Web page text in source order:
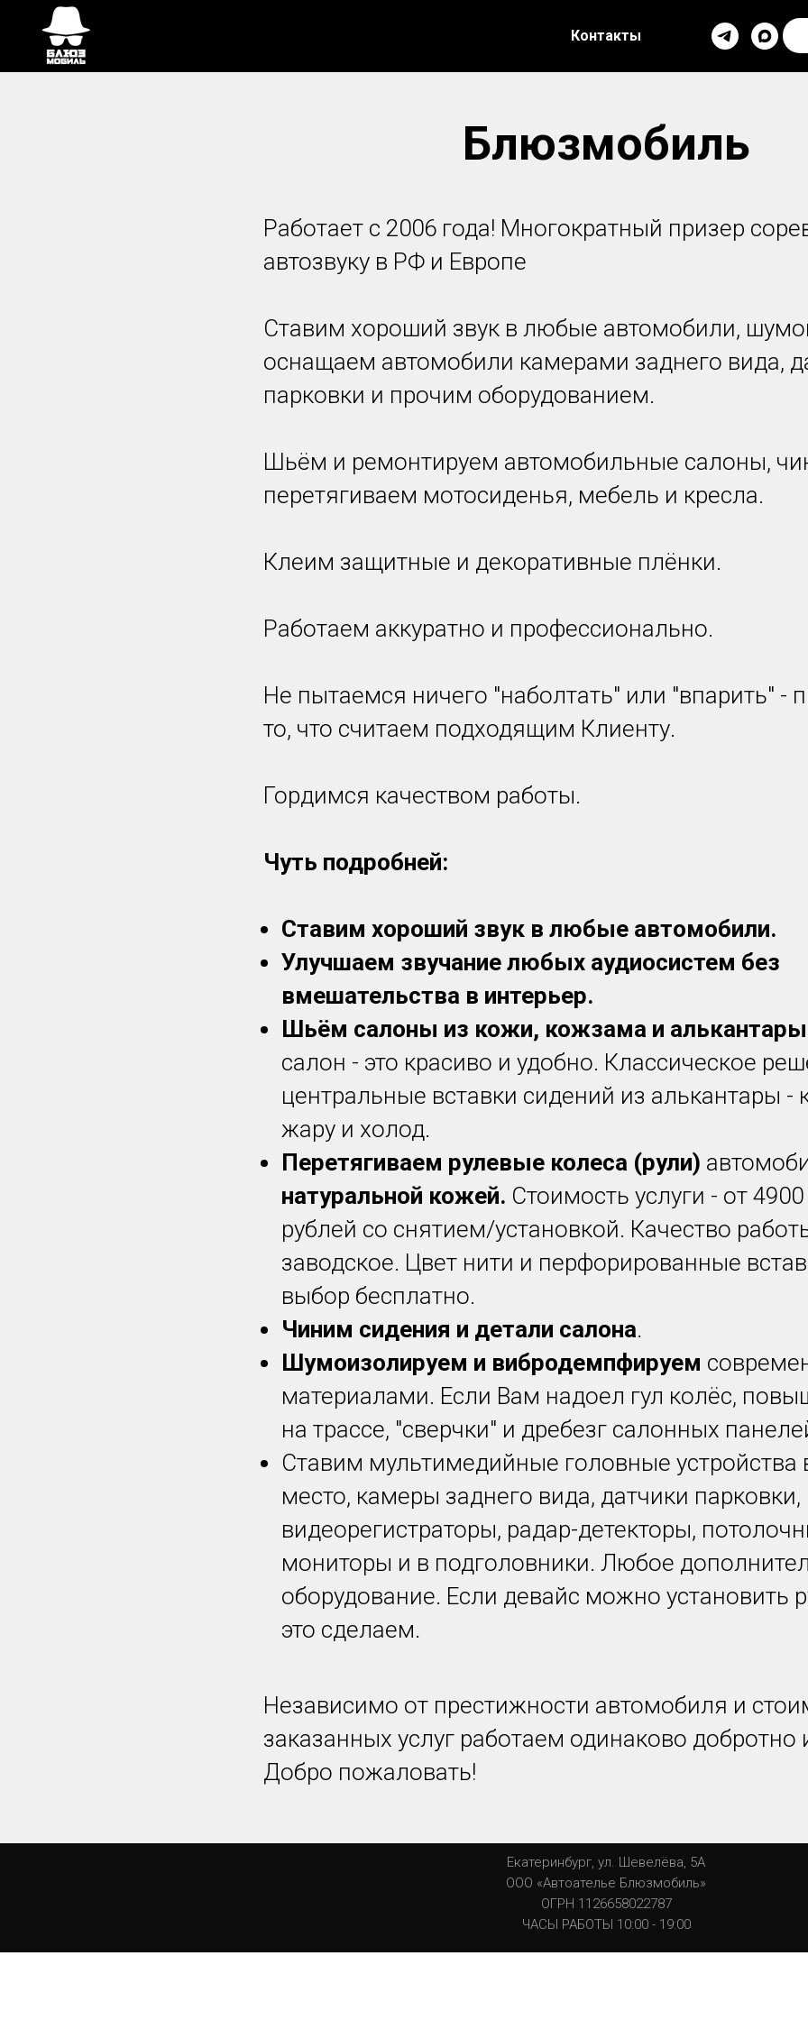
Контакты
Блюзмобиль
Работает с 2006 года! Многократный призер
автозвуку в РФ и Европе
Ставим хороший звук в любые автомобили,
оснащаем автомобили камерами заднего вида,
парковки и прочим оборудованием.
Шьём и ремонтируем автомобильные салоны,
перетягиваем мотосиденья, мебель и кресла.
Клеим защитные и декоративные плёнки.
Работаем аккуратно и профессионально.
Не пытаемся ничего "наболтать" или "впарить" -
то, что считаем подходящим Клиенту.
Гордимся качеством работы.
Чуть подробней:
Ставим хороший звук в любые автомобили.
Улучшаем звучание любых аудиосистем без
вмешательства в интерьер.
Шьём салоны из кожи, кожзама и
салон - это красиво и удобно. Классическое
центральные вставки сидений из алькантары -
жару и холод.
Перетягиваем рулевые колеса (рули)
натуральной кожей. Стоимость услуги - от
рублей со снятием/установкой. Качество
заводское. Цвет нити и перфорированные
выбор бесплатно.
Чиним сидения и детали салона.
Шумоизолируем и вибродемпфируем
материалами. Если Вам надоел гул колёс,
на трассе, "сверчки" и дребезг салонных
Ставим мультимедийные головные устройства
место, камеры заднего вида, датчики парковки,
видеорегистраторы, радар-детекторы,
мониторы и в подголовники. Любое
оборудование. Если девайс можно установить
это сделаем.
Независимо от престижности автомобиля и
заказанных услуг работаем одинаково добротно
Добро пожаловать!
Екатеринбург, ул. Шевелёва, 5А
ООО «Автоателье Блюзмобиль»
ОГРН 1126658022787
ЧАСЫ РАБОТЫ 10:00 - 19:00